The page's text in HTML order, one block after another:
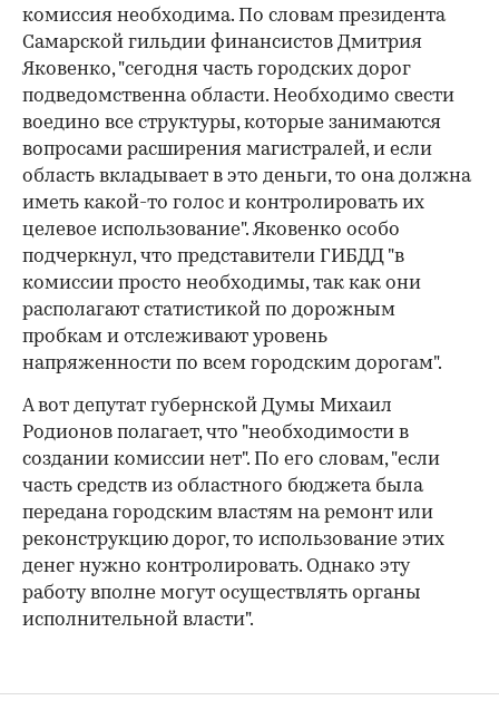
комиссия необходима. По словам президента
Самарской гильдии финансистов Дмитрия
Яковенко, "сегодня часть городских дорог
подведомственна области. Необходимо свести
воедино все структуры, которые занимаются
вопросами расширения магистралей, и если
область вкладывает в это деньги, то она должна
иметь какой-то голос и контролировать их
целевое использование". Яковенко особо
подчеркнул, что представители ГИБДД "в
комиссии просто необходимы, так как они
располагают статистикой по дорожным
пробкам и отслеживают уровень
напряженности по всем городским дорогам".
А вот депутат губернской Думы Михаил
Родионов полагает, что "необходимости в
создании комиссии нет". По его словам, "если
часть средств из областного бюджета была
передана городским властям на ремонт или
реконструкцию дорог, то использование этих
денег нужно контролировать. Однако эту
работу вполне могут осуществлять органы
исполнительной власти".